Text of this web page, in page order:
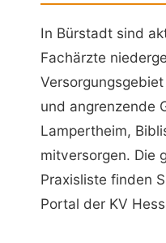
In Bürstadt sind
Fachärzte
und angrenzende
Lampertheim,
mitversorgen. Die
Praxisliste finden
Portal der KV